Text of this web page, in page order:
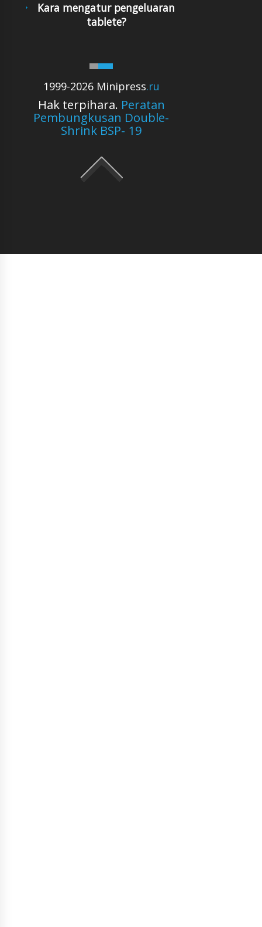
1999-2026 Minipress.ru
Hak terpihara. Peratan
Pembungkusan Double-
Shrink BSP- 19
Kara mengatur pengeluaran
tablete?